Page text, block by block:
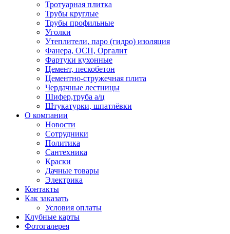
Тротуарная плитка
Трубы круглые
Трубы профильные
Уголки
Утеплители, паро (гидро) изоляция
Фанера, ОСП, Оргалит
Фартуки кухонные
Цемент, пескобетон
Цементно-стружечная плита
Чердачные лестницы
Шифер,труба а/ц
Штукатурки, шпатлёвки
О компании
Новости
Сотрудники
Политика
Сантехника
Краски
Дачные товары
Электрика
Контакты
Как заказать
Условия оплаты
Клубные карты
Фотогалерея